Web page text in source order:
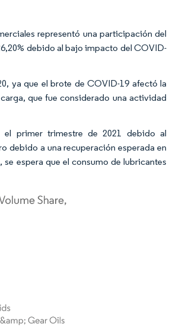
representó una participación del
debido al bajo impacto del COVID-
ya que el brote de COVID-19 afectó la
que fue considerado una actividad
el primer trimestre de 2021 debido al
debido a una recuperación esperada en
espera que el consumo de lubricantes